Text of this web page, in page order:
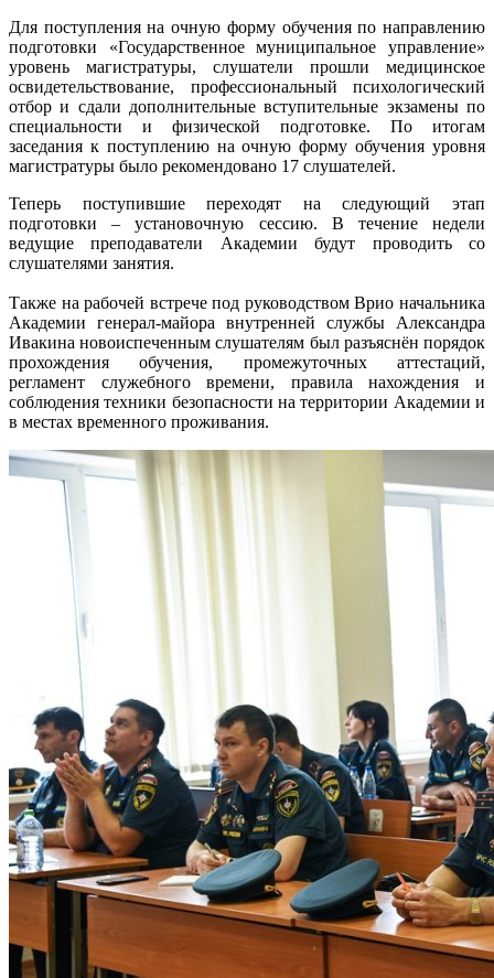
Для поступления на очную форму обучения по направлению
подготовки «Государственное муниципальное управление»
уровень магистратуры, слушатели прошли медицинское
освидетельствование, профессиональный психологический
отбор и сдали дополнительные вступительные экзамены по
специальности и физической подготовке. По итогам
заседания к поступлению на очную форму обучения уровня
магистратуры было рекомендовано 17 слушателей.
Теперь поступившие переходят на следующий этап
подготовки – установочную сессию. В течение недели
ведущие преподаватели Академии будут проводить со
слушателями занятия.
Также на рабочей встрече под руководством Врио начальника
Академии генерал-майора внутренней службы Александра
Ивакина новоиспеченным слушателям был разъяснён порядок
прохождения обучения, промежуточных аттестаций,
регламент служебного времени, правила нахождения и
соблюдения техники безопасности на территории Академии и
в местах временного проживания.